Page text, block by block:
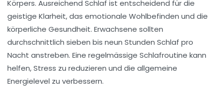
Körpers. Ausreichend Schlaf ist entscheidend für die
geistige Klarheit, das emotionale Wohlbefinden und die
körperliche Gesundheit. Erwachsene sollten
durchschnittlich sieben bis neun Stunden Schlaf pro
Nacht anstreben. Eine regelmässige Schlafroutine kann
helfen, Stress zu reduzieren und die allgemeine
Energielevel zu verbessern.